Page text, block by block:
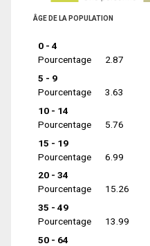
ÂGE DE LA POPULATION
0 - 4
Pourcentage
2.87
5 - 9
Pourcentage
3.63
10 - 14
Pourcentage
5.76
15 - 19
Pourcentage
6.99
20 - 34
Pourcentage
15.26
35 - 49
Pourcentage
13.99
50 - 64